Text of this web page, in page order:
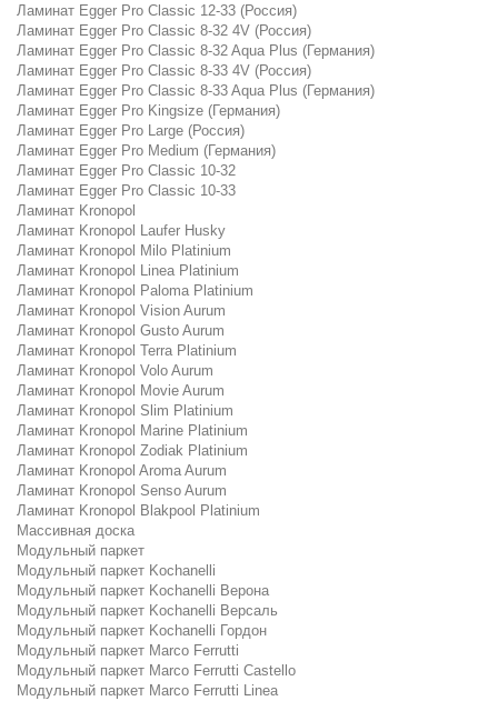
Ламинат Egger Pro Classic 12-33 (Россия)
Ламинат Egger Pro Classic 8-32 4V (Россия)
Ламинат Egger Pro Classic 8-32 Aqua Plus (Германия)
Ламинат Egger Pro Classic 8-33 4V (Россия)
Ламинат Egger Pro Classic 8-33 Aqua Plus (Германия)
Ламинат Egger Pro Kingsize (Германия)
Ламинат Egger Pro Large (Россия)
Ламинат Egger Pro Medium (Германия)
Ламинат Egger Pro Classic 10-32
Ламинат Egger Pro Classic 10-33
Ламинат Kronopol
Ламинат Kronopol Laufer Husky
Ламинат Kronopol Milo Platinium
Ламинат Kronopol Linea Platinium
Ламинат Kronopol Paloma Platinium
Ламинат Kronopol Vision Aurum
Ламинат Kronopol Gusto Aurum
Ламинат Kronopol Terra Platinium
Ламинат Kronopol Volo Aurum
Ламинат Kronopol Movie Aurum
Ламинат Kronopol Slim Platinium
Ламинат Kronopol Marine Platinium
Ламинат Kronopol Zodiak Platinium
Ламинат Kronopol Aroma Aurum
Ламинат Kronopol Senso Aurum
Ламинат Kronopol Blakpool Platinium
Массивная доска
Модульный паркет
Модульный паркет Kochanelli
Модульный паркет Kochanelli Верона
Модульный паркет Kochanelli Версаль
Модульный паркет Kochanelli Гордон
Модульный паркет Marco Ferrutti
Модульный паркет Marco Ferrutti Castello
Модульный паркет Marco Ferrutti Linea